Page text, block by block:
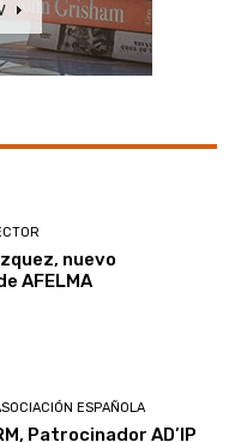
nuevo
AFELMA
ESPAÑOLA
Patrocinador AD’IP